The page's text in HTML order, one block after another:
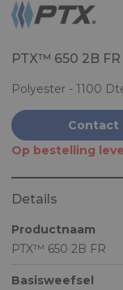
PTX™ 650 2B FR
Polyester - 1100
Contact
Op bestelling
Details
Productnaam
PTX™ 650 2B FR
Basisweefsel